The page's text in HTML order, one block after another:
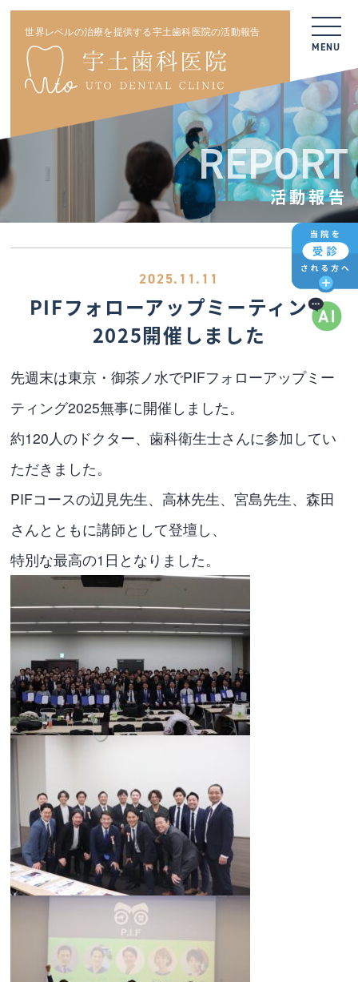
世界レベルの治療を提供する宇土歯科医院の活動報告
MENU
REPORT
活動報告
2025.11.11
PIFフォローアップミーティング
2025開催しました
先週末は東京・御茶ノ水でPIFフォローアップミー
ティング2025無事に開催しました。
約120人のドクター、歯科衛生士さんに参加してい
ただきました。
PIFコースの辺見先生、高林先生、宮島先生、森田
さんとともに講師として登壇し、
特別な最高の1日となりました。